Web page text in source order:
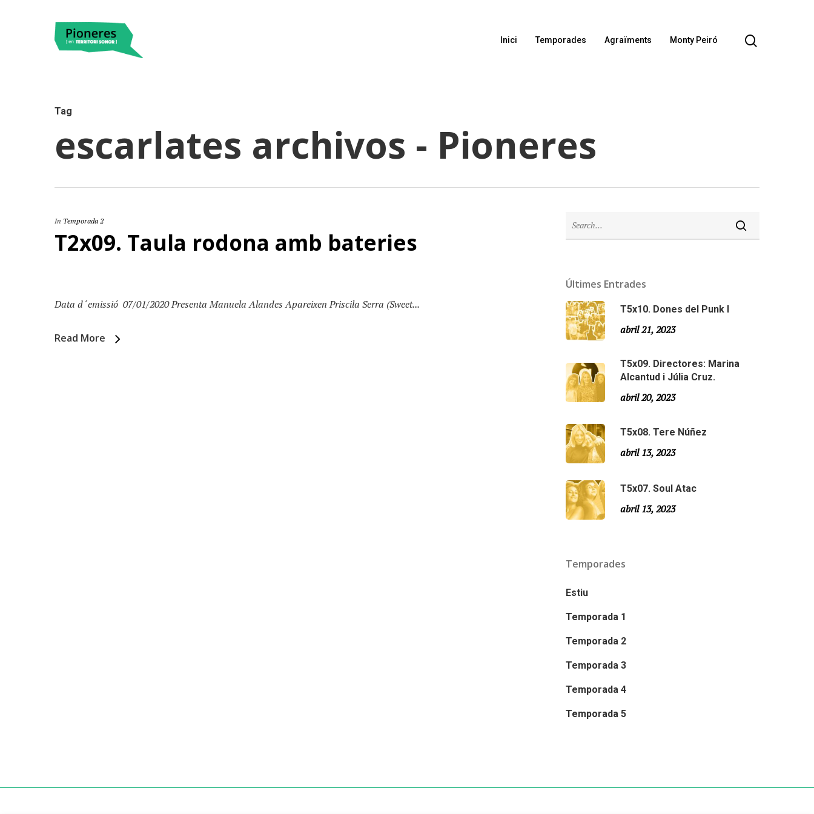
Inici Temporades Agraïments Monty Peiró
Tag
escarlates archivos - Pioneres
In Temporada 2
T2x09. Taula rodona amb bateries
Data d´emissió 07/01/2020 Presenta Manuela Alandes Apareixen Priscila Serra (Sweet...
Read More
Últimes Entrades
T5x10. Dones del Punk I
abril 21, 2023
T5x09. Directores: Marina
Alcantud i Júlia Cruz.
abril 20, 2023
T5x08. Tere Núñez
abril 13, 2023
T5x07. Soul Atac
abril 13, 2023
Temporades
Estiu
Temporada 1
Temporada 2
Temporada 3
Temporada 4
Temporada 5
Email:slsmonty@gmail.com